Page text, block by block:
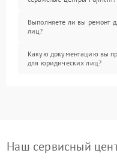
Выполняете ли вы ремонт
лиц?
Какую документацию вы
для юридических лиц?
Наш сервисный